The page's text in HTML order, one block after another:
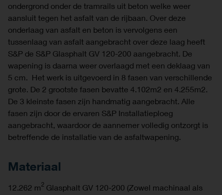
ondergrond onder de tramrails uit beton welke weer
aansluit tegen het asfalt van de rijbaan. Over deze
onderlaag van asfalt en beton is vervolgens een
tussenlaag van asfalt aangebracht over deze laag heeft
S&P de S&P Glasphalt GV 120-200 aangebracht. De
wapening is daarna weer overlaagd met een deklaag van
5 cm. Het werk is uitgevoerd in 8 fasen van verschillende
grote. De 2 grootste fasen bevatte 4.102m2 en 4.255m2.
De 3 kleinste fasen zijn handmatig aangebracht. Alle
fasen zijn door de ervaren S&P Installatieploeg
aangebracht, waardoor de aannemer volledig ontzorgt is
betreffende de installatie van de asfaltwapening.
Materiaal
12.262 m2 Glasphalt GV 120-200 (Zowel machinaal als